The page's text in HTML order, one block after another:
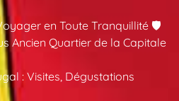
en Toute Tranquillité 🛡️
Ancien Quartier de la Capitale
: Visites, Dégustations